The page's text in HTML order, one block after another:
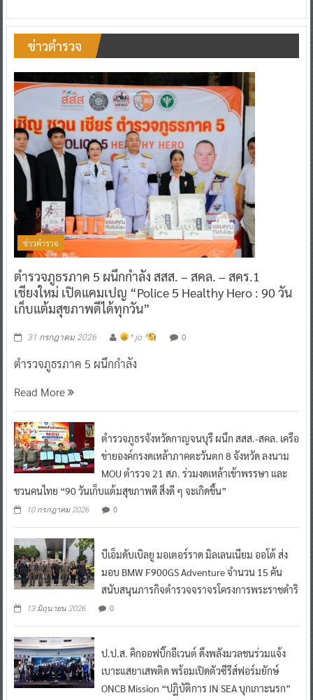
ข่าวตำรวจ
ข่าวตำรวจ
ตำรวจภูธรภาค 5 ผนึกกำลัง สสส. – สคล. – สคร.1
เชียงใหม่ เปิดแคมเปญ “Police 5 Healthy Hero : 90 วัน
เก็บแต้มสุขภาพดีได้ทุกวัน”
31 กรกฎาคม 2026 ^ jo ^ 0
ตำรวจภูธรภาค 5 ผนึกกำลัง
Read More
ตำรวจภูธรจังหวัดกาญจนบุรี ผนึก สสส.-สคล. เครือ
ข่ายองค์กรงดเหล้าภาคตะวันตก 8 จังหวัด ลงนาม
MOU ตำรวจ 21 สภ. ร่วมงดเหล้าเข้าพรรษา และ
ชวนคนไทย “90 วันเก็บแต้มสุขภาพดี สิ่งดี ๆ จะเกิดขึ้น”
10 กรกฎาคม 2026 0
บีเอ็มดับเบิลยู มอเตอร์ราด มิลเลนเนียม ออโต้ ส่ง
มอบ BMW F900GS Adventure จำนวน 15 คัน
สนับสนุนภารกิจตำรวจจราจรโครงการพระราชดำริ
13 มิถุนายน 2026 0
ป.ป.ส. คิกออฟบิ๊กอีเวนต์ ดึงพลังมวลชนร่วมแจ้ง
เบาะแสยาเสพติด พร้อมเปิดตัวซีรีส์ฟอร์มยักษ์
ONCB Mission “ปฏิบัติการ IN SEA บุกเกาะนรก”